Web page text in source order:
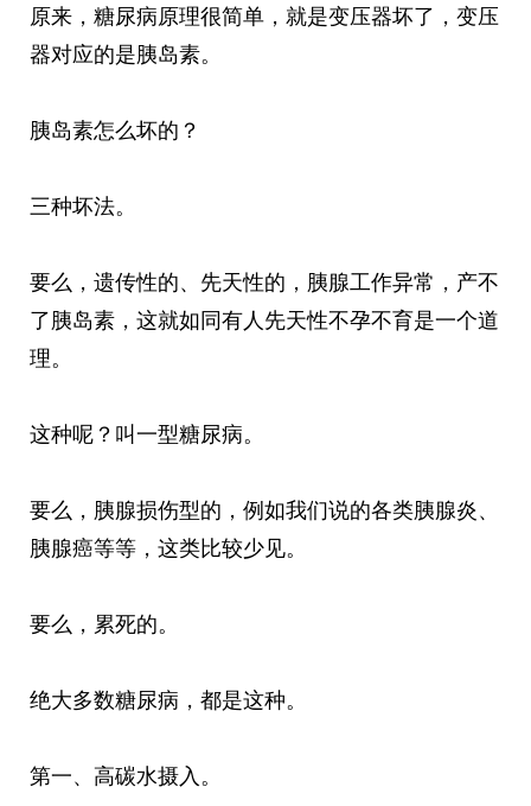
原来，糖尿病原理很简单，就是变压器坏了，变压
器对应的是胰岛素。
胰岛素怎么坏的？
三种坏法。
要么，遗传性的、先天性的，胰腺工作异常，产不
了胰岛素，这就如同有人先天性不孕不育是一个道
理。
这种呢？叫一型糖尿病。
要么，胰腺损伤型的，例如我们说的各类胰腺炎、
胰腺癌等等，这类比较少见。
要么，累死的。
绝大多数糖尿病，都是这种。
第一、高碳水摄入。